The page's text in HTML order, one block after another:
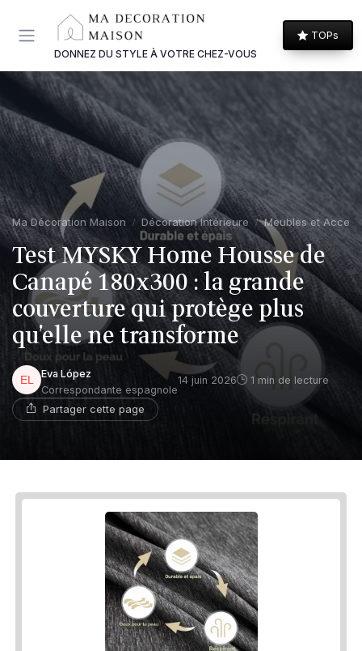
DONNEZ DU STYLE À VOTRE CHEZ-VOUS
TOPs
Ma Décoration Maison Décoration Intérieure Meubles et
Test MYSKY Home Housse de
Canapé 180x300 : la grande
couverture qui protège plus
qu’elle ne transforme
Eva López
Correspondante espagnole
14 juin 2026 1 min de lecture
Partager cette page
Panneau de gestion des cookies